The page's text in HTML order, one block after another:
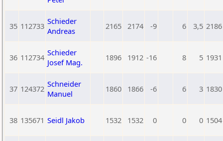
35 112733 Schieder
Andreas
2165 2174 -9 6 3,5 2186
36 112734 Schieder
Josef Mag.
1896 1912 -16 8 5 1931
37 124372 Schneider
Manuel
1860 1866 -6 6 3 1830
38 135671 Seidl Jakob 1532 1532 0 0 0 1504